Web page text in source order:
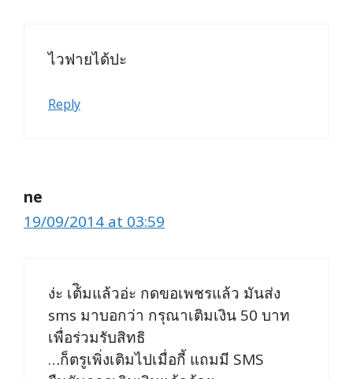
ไวฟายได้ปะ
Reply
ne
19/09/2014 at 03:59
ง่ะ เต้ิมแล้วอ่ะ กดขอเพชรแล้ว มันส่ง
sms มาบอกว่า กรุณาเติมเงิน 50 บาท
เพื่อร่วมรับสิทธิ
…ก็ตรูเพิ่งเติมไปเมื่อกี้ แถมมี SMS